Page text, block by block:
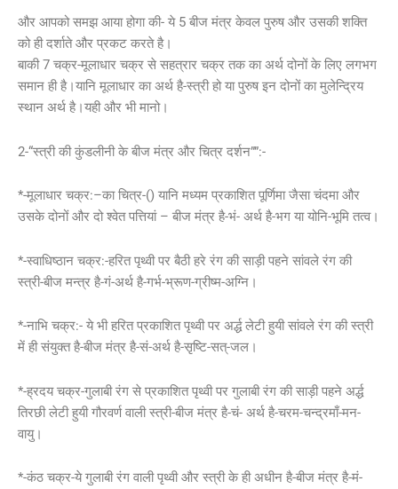
और आपको समझ आया होगा की- ये 5 बीज मंत्र केवल पुरुष और उसकी शक्ति
को ही दर्शाते और प्रकट करते है।
बाकी 7 चक्र-मूलाधार चक्र से सहत्रार चक्र तक का अर्थ दोनों के लिए लगभग
समान ही है।यानि मूलाधार का अर्थ है-स्त्री हो या पुरुष इन दोनों का मुलेन्द्रिय
स्थान अर्थ है।यही और भी मानो।
2-“स्त्री की कुंडलीनी के बीज मंत्र और चित्र दर्शन””:-
*-मूलाधार चक्र:–का चित्र-() यानि मध्यम प्रकाशित पूर्णिमा जैसा चंदमा और
उसके दोनों और दो श्वेत पत्तियां – बीज मंत्र है-भं- अर्थ है-भग या योनि-भूमि तत्व।
*-स्वाधिष्ठान चक्र:-हरित पृथ्वी पर बैठी हरे रंग की साड़ी पहने सांवले रंग की
स्त्री-बीज मन्त्र है-गं-अर्थ है-गर्भ-भ्रूण-ग्रीष्म-अग्नि।
*-नाभि चक्र:- ये भी हरित प्रकाशित पृथ्वी पर अर्द्ध लेटी हुयी सांवले रंग की स्त्री
में ही संयुक्त है-बीज मंत्र है-सं-अर्थ है-सृष्टि-सत्-जल।
*-ह्रदय चक्र-गुलाबी रंग से प्रकाशित पृथ्वी पर गुलाबी रंग की साड़ी पहने अर्द्ध
तिरछी लेटी हुयी गौरवर्ण वाली स्त्री-बीज मंत्र है-चं- अर्थ है-चरम-चन्द्रमाँ-मन-
वायु।
*-कंठ चक्र-ये गुलाबी रंग वाली पृथ्वी और स्त्री के ही अधीन है-बीज मंत्र है-मं-